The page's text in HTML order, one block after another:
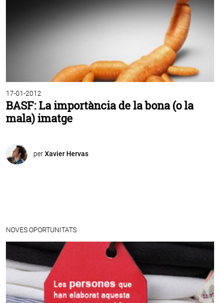
17-01-2012
BASF: La importància de la bona (o la
mala) imatge
perXavier Hervas
NOVES OPORTUNITATS